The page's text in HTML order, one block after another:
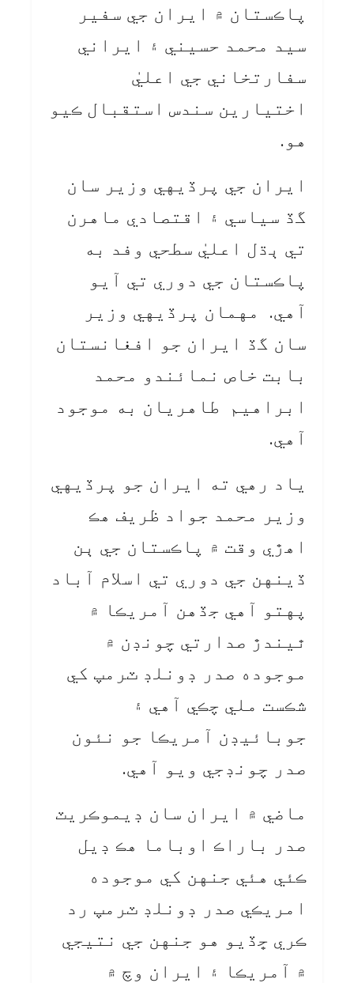
پاڪستان ۾ ايران جي سفير
سيد محمد حسيني ۽ ايراني
سفارتخاني جي اعليٰ
اختيارين سندس استقبال ڪيو
هو.
ايران جي پرڏيهي وزير سان
گڏ سياسي ۽ اقتصادي ماهرن
تي ٻڌل اعليٰ سطحي وفد به
پاڪستان جي دوري تي آيو
آهي. مهمان پرڏيهي وزير
سان گڏ ايران جو افغانستان
بابت خاص نمائندو محمد
ابراهيم طاهريان به موجود
آهي.
ياد رهي ته ايران جو پرڏيهي
وزير محمد جواد ظريف هڪ
اهڙي وقت ۾ پاڪستان جي ٻن
ڏينهن جي دوري تي اسلام آباد
پهتو آهي جڏهن آمريڪا ۾
ٿيندڙ صدارتي چونڊن ۾
موجوده صدر ڊونلڊ ٽرمپ کي
شڪست ملي چڪي آهي ۽
جوبائيڊن آمريڪا جو نئون
صدر چونڊجي ويو آهي.
ماضي ۾ ايران سان ڊيموڪريٽ
صدر باراڪ اوباما هڪ ڊيل
ڪئي هئي جنهن کي موجوده
امريڪي صدر ڊونلڊ ٽرمپ رد
ڪري ڇڏيو هو جنهن جي نتيجي
۾ آمريڪا ۽ ايران وچ ۾